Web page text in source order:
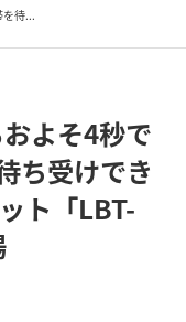
待...
よそ4秒で
ち受けでき
ト「LBT-